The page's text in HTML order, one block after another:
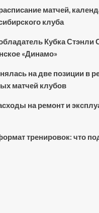
матчей,
клуба
Кубка Стэнли
«Динамо»
на две позиции в
матчей клубов
на ремонт и
тренировок: что